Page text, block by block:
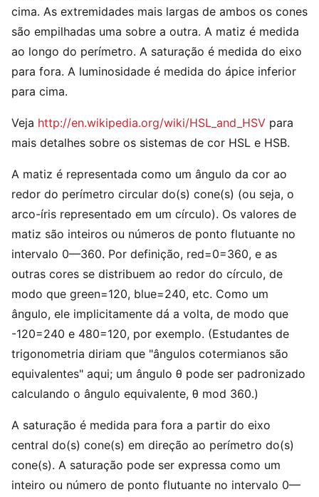
cima. As extremidades mais largas de ambos os cones
são empilhadas uma sobre a outra. A matiz é medida
ao longo do perímetro. A saturação é medida do eixo
para fora. A luminosidade é medida do ápice inferior
para cima.
Veja http://en.wikipedia.org/wiki/HSL_and_HSV para
mais detalhes sobre os sistemas de cor HSL e HSB.
A matiz é representada como um ângulo da cor ao
redor do perímetro circular do(s) cone(s) (ou seja, o
arco-íris representado em um círculo). Os valores de
matiz são inteiros ou números de ponto flutuante no
intervalo 0—360. Por definição, red=0=360, e as
outras cores se distribuem ao redor do círculo, de
modo que green=120, blue=240, etc. Como um
ângulo, ele implicitamente dá a volta, de modo que
-120=240 e 480=120, por exemplo. (Estudantes de
trigonometria diriam que "ângulos cotermianos são
equivalentes" aqui; um ângulo θ pode ser padronizado
calculando o ângulo equivalente, θ mod 360.)
A saturação é medida para fora a partir do eixo
central do(s) cone(s) em direção ao perímetro do(s)
cone(s). A saturação pode ser expressa como um
inteiro ou número de ponto flutuante no intervalo 0—